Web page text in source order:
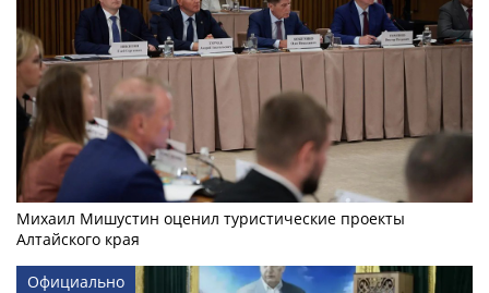
Михаил Мишустин оценил туристические проекты
Алтайского края
Официально